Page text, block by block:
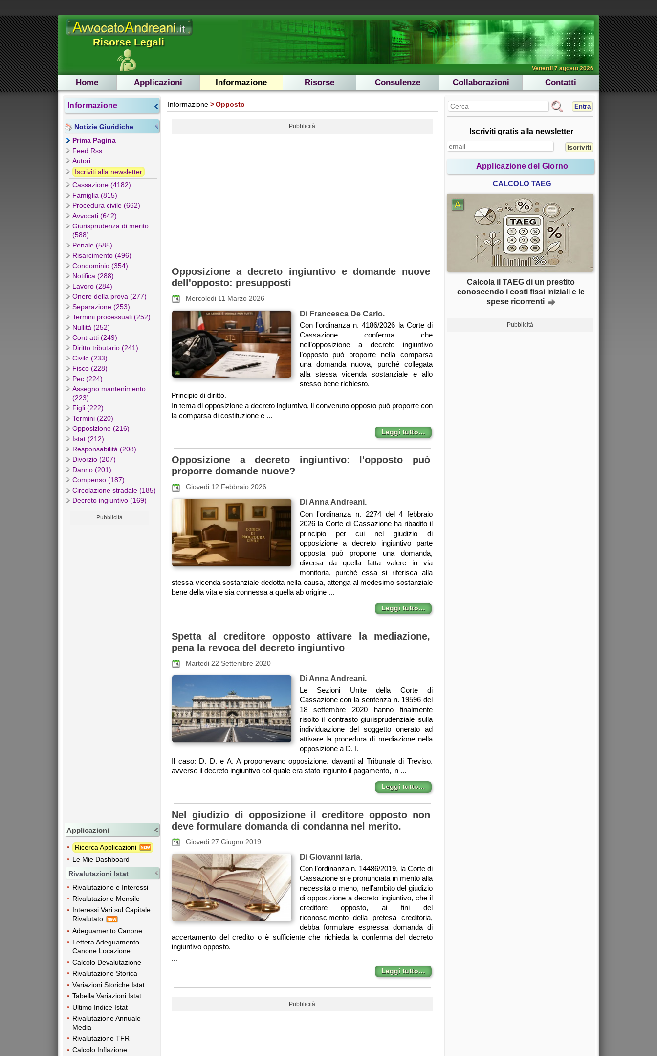
Risorse Legali
Venerdi 7 agosto 2026
Home Applicazioni Informazione Risorse Consulenze Collaborazioni Contatti
Informazione
Notizie Giuridiche
Prima Pagina
Feed Rss
Autori
Iscriviti alla newsletter
Cassazione (4182)
Famiglia (815)
Procedura civile (662)
Avvocati (642)
Giurisprudenza di merito
(588)
Penale (585)
Risarcimento (496)
Condominio (354)
Notifica (288)
Lavoro (284)
Onere della prova (277)
Separazione (253)
Termini processuali (252)
Nullità (252)
Contratti (249)
Diritto tributario (241)
Civile (233)
Fisco (228)
Pec (224)
Assegno mantenimento
(223)
Figli (222)
Termini (220)
Opposizione (216)
Istat (212)
Responsabilità (208)
Divorzio (207)
Danno (201)
Compenso (187)
Circolazione stradale (185)
Decreto ingiuntivo (169)
Pubblicità
Applicazioni
Ricerca Applicazioni
Le Mie Dashboard
Rivalutazioni Istat
Rivalutazione e Interessi
Rivalutazione Mensile
Interessi Vari sul Capitale
Rivalutato
Adeguamento Canone
Lettera Adeguamento
Canone Locazione
Calcolo Devalutazione
Rivalutazione Storica
Variazioni Storiche Istat
Tabella Variazioni Istat
Ultimo Indice Istat
Rivalutazione Annuale
Media
Rivalutazione TFR
Calcolo Inflazione
Informazione Opposto
Pubblicità
Opposizione a decreto ingiuntivo e domande nuove
dell'opposto: presupposti
Mercoledi 11 Marzo 2026
Di Francesca De Carlo.
Con l'ordinanza n. 4186/2026 la Corte di
Cassazione conferma che
nell’opposizione a decreto ingiuntivo
l’opposto può proporre nella comparsa
una domanda nuova, purché collegata
alla stessa vicenda sostanziale e allo
stesso bene richiesto.
Principio di diritto.
In tema di opposizione a decreto ingiuntivo, il convenuto opposto può proporre con
la comparsa di costituzione e ...
Leggi tutto…
Opposizione a decreto ingiuntivo: l'opposto può
proporre domande nuove?
Giovedi 12 Febbraio 2026
Di Anna Andreani.
Con l'ordinanza n. 2274 del 4 febbraio
2026 la Corte di Cassazione ha ribadito il
principio per cui nel giudizio di
opposizione a decreto ingiuntivo parte
opposta può proporre una domanda,
diversa da quella fatta valere in via
monitoria, purchè essa si riferisca alla
stessa vicenda sostanziale dedotta nella causa, attenga al medesimo sostanziale
bene della vita e sia connessa a quella ab origine ...
Leggi tutto…
Spetta al creditore opposto attivare la mediazione,
pena la revoca del decreto ingiuntivo
Martedi 22 Settembre 2020
Di Anna Andreani.
Le Sezioni Unite della Corte di
Cassazione con la sentenza n. 19596 del
18 settembre 2020 hanno finalmente
risolto il contrasto giurisprudenziale sulla
individuazione del soggetto onerato ad
attivare la procedura di mediazione nella
opposizione a D. I.
Il caso: D. D. e A. A proponevano opposizione, davanti al Tribunale di Treviso,
avverso il decreto ingiuntivo col quale era stato ingiunto il pagamento, in ...
Leggi tutto…
Nel giudizio di opposizione il creditore opposto non
deve formulare domanda di condanna nel merito.
Giovedi 27 Giugno 2019
Di Giovanni Iaria.
Con l’ordinanza n. 14486/2019, la Corte di
Cassazione si è pronunciata in merito alla
necessità o meno, nell’ambito del giudizio
di opposizione a decreto ingiuntivo, che il
creditore opposto, ai fini del
riconoscimento della pretesa creditoria,
debba formulare espressa domanda di
accertamento del credito o è sufficiente che richieda la conferma del decreto
ingiuntivo opposto.
Leggi tutto…
Pubblicità
Entra
Iscriviti gratis alla newsletter
Applicazione del Giorno
CALCOLO TAEG
Calcola il TAEG di un prestito
conoscendo i costi fissi iniziali e le
spese ricorrenti
Pubblicità